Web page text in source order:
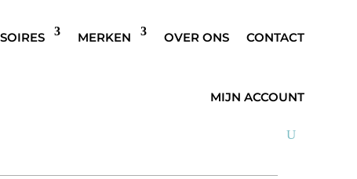
MERKEN OVER ONS CONTACT
MIJN ACCOUNT
DONKER BLAUW